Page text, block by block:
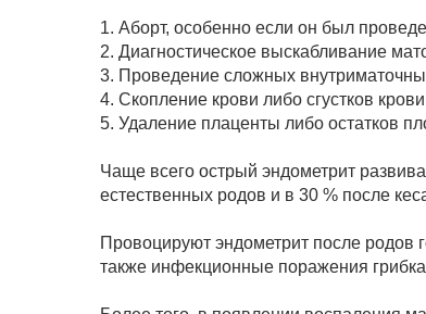
1. Аборт, особенно если он был
2. Диагностическое выскабливание
3. Проведение сложных
4. Скопление крови либо сгустков
5. Удаление плаценты либо остатков
Чаще всего острый эндометрит
естественных родов и в 30 % после
Провоцируют эндометрит после родов
также инфекционные поражения